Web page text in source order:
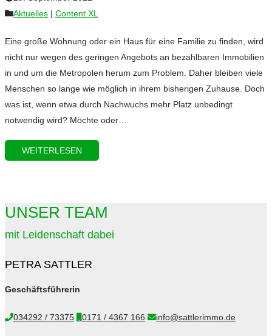
Aktuelles | Content XL
Eine große Wohnung oder ein Haus für eine Familie zu finden, wird
nicht nur wegen des geringen Angebots an bezahlbaren Immobilien
in und um die Metropolen herum zum Problem. Daher bleiben viele
Menschen so lange wie möglich in ihrem bisherigen Zuhause. Doch
was ist, wenn etwa durch Nachwuchs mehr Platz unbedingt
notwendig wird? Möchte oder…
WEITERLESEN
UNSER TEAM
mit Leidenschaft dabei
PETRA SATTLER
Geschäftsführerin
034292 / 73375 0171 / 4367 166 info@sattlerimmo.de